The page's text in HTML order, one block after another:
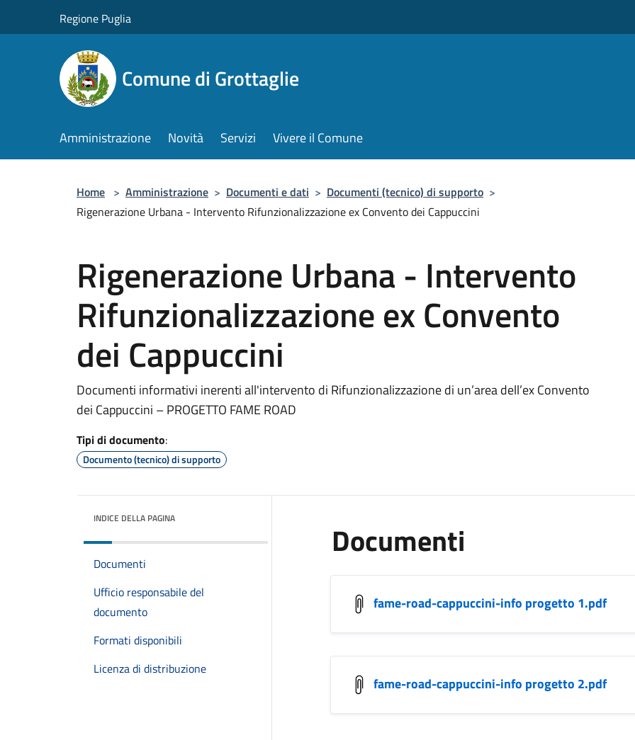
Regione Puglia
Comune di Grottaglie
Amministrazione Novità Servizi Vivere il Comune
Home > Amministrazione > Documenti e dati > Documenti (tecnico) di supporto >
Rigenerazione Urbana - Intervento Rifunzionalizzazione ex Convento dei Cappuccini
Rigenerazione Urbana - Intervento
Rifunzionalizzazione ex Convento
dei Cappuccini
Documenti informativi inerenti all'intervento di Rifunzionalizzazione di un’area dell’ex Convento
dei Cappuccini – PROGETTO FAME ROAD
Tipi di documento:
Documento (tecnico) di supporto
INDICE DELLA PAGINA
Documenti
Ufficio responsabile del
documento
Formati disponibili
Licenza di distribuzione
Documenti
fame-road-cappuccini-info progetto 1.pdf
fame-road-cappuccini-info progetto 2.pdf